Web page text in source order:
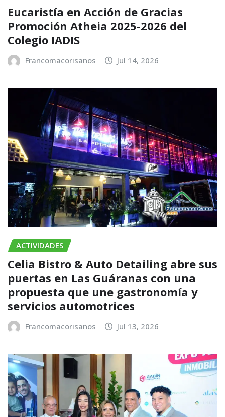
Eucaristía en Acción de Gracias
Promoción Atheia 2025-2026 del
Colegio IADIS
Francomacorisanos Jul 14, 2026
ACTIVIDADES
Celia Bistro & Auto Detailing abre sus
puertas en Las Guáranas con una
propuesta que une gastronomía y
servicios automotrices
Francomacorisanos Jul 13, 2026